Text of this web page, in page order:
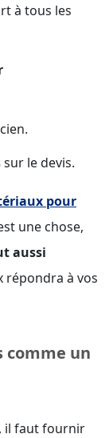
à tous les
sur le devis.
pour
une chose,
aussi
répondra à vos
comme un
, il faut fournir